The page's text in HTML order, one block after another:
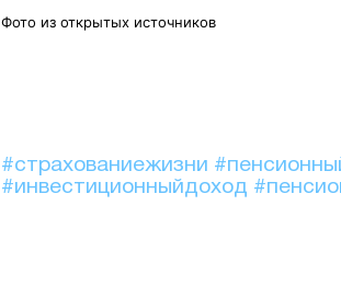
Фото из открытых источников
#страхованиежизни
#инвестиционныйдоход